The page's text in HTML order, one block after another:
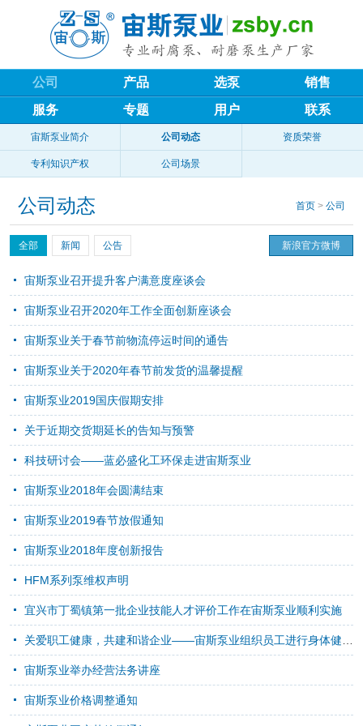
公司 产品 选泵
销售
服务
专题 用户 联系
宙斯泵业简介 公司动态 资质荣誉
专利知识产权 公司场景
公司动态 首页 > 公司
全部 新闻 公告 新浪官方微博
宙斯泵业召开提升客户满意度座谈会
宙斯泵业召开2020年工作全面创新座谈会
宙斯泵业关于春节前物流停运时间的通告
宙斯泵业关于2020年春节前发货的温馨提醒
宙斯泵业2019国庆假期安排
关于近期交货期延长的告知与预警
科技研讨会——蓝必盛化工环保走进宙斯泵业
宙斯泵业2018年会圆满结束
宙斯泵业2019春节放假通知
宙斯泵业2018年度创新报告
HFM系列泵维权声明
宜兴市丁蜀镇第一批企业技能人才评价工作在宙斯泵业顺利实施
宙斯泵业举办经营法务讲座
宙斯泵业价格调整通知